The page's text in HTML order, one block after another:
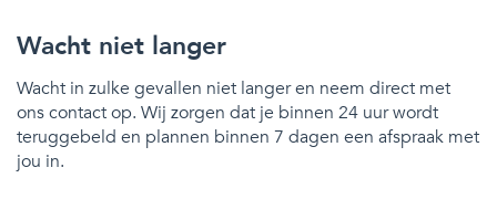
Wacht niet langer
Wacht in zulke gevallen niet langer en neem direct met
ons contact op. Wij zorgen dat je binnen 24 uur wordt
teruggebeld en plannen binnen 7 dagen een afspraak met
jou in.